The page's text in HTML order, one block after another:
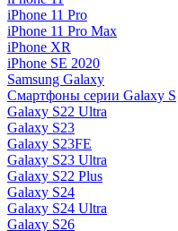
iPhone 11 Pro
iPhone 11 Pro Max
iPhone XR
iPhone SE 2020
Samsung Galaxy
Смартфоны серии Galaxy S
Galaxy S22 Ultra
Galaxy S23
Galaxy S23FE
Galaxy S23 Ultra
Galaxy S22 Plus
Galaxy S24
Galaxy S24 Ultra
Galaxy S26